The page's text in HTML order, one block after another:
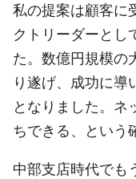
私の提案は顧客に
クトリーダーとし
た。数億円規模の
り遂げ、成功に
となりました。ネ
ちできる、という
中部支店時代でも